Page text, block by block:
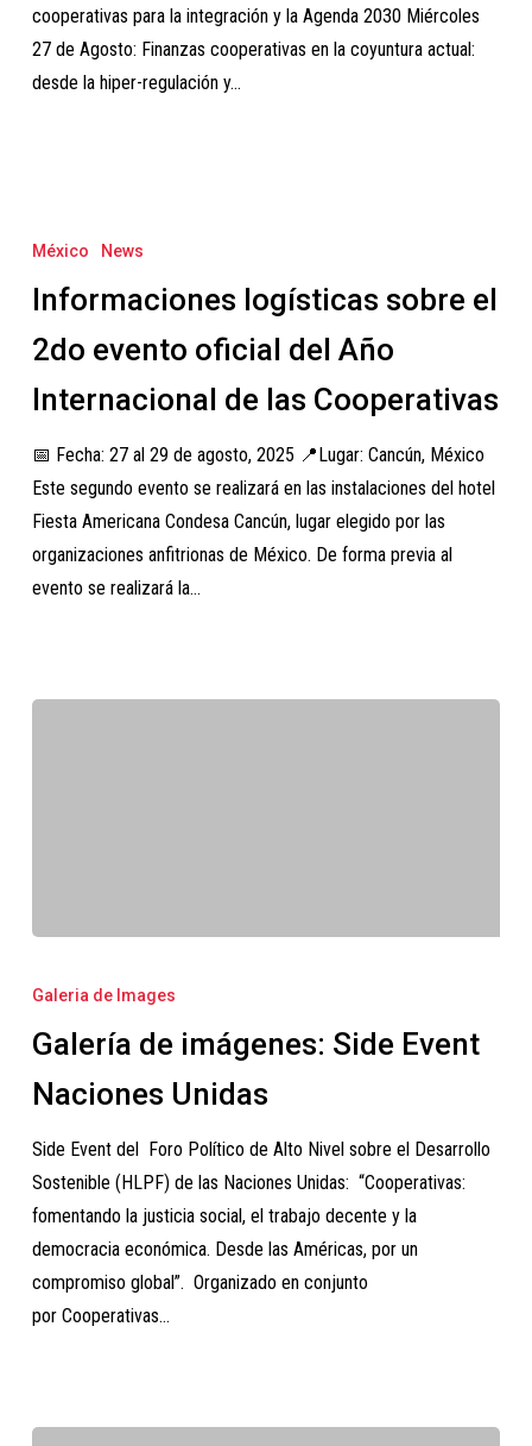
cooperativas para la integración y la Agenda 2030 Miércoles
27 de Agosto: Finanzas cooperativas en la coyuntura actual:
desde la hiper-regulación y…
logísticas
el
2do
oficial
México News
Informaciones logísticas sobre el
2do evento oficial del Año
Internacional de las Cooperativas
📅 Fecha: 27 al 29 de agosto, 2025 📍Lugar: Cancún, México
Este segundo evento se realizará en las instalaciones del hotel
Fiesta Americana Condesa Cancún, lugar elegido por las
organizaciones anfitrionas de México. De forma previa al
evento se realizará la…
de
Side
Event
Unidas
Galeria de Images
Galería de imágenes: Side Event
Naciones Unidas
Side Event del Foro Político de Alto Nivel sobre el Desarrollo
Sostenible (HLPF) de las Naciones Unidas: “Cooperativas:
fomentando la justicia social, el trabajo decente y la
democracia económica. Desde las Américas, por un
compromiso global”. Organizado en conjunto
por Cooperativas…